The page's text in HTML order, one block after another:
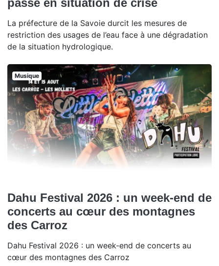
passe en situation de crise
La préfecture de la Savoie durcit les mesures de
restriction des usages de l’eau face à une dégradation
de la situation hydrologique.
Musique
Dahu Festival 2026 : un week-end de
concerts au cœur des montagnes
des Carroz
Dahu Festival 2026 : un week-end de concerts au
cœur des montagnes des Carroz